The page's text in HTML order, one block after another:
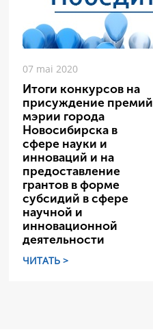
07 mai 2020
Итоги конкурсов на
присуждение премий
мэрии города
Новосибирска в
сфере науки и
инноваций и на
предоставление
грантов в форме
субсидий в сфере
научной и
инновационной
деятельности
ЧИТАТЬ >